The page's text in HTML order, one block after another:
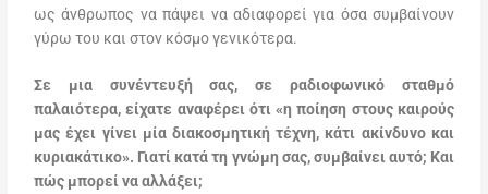
ως άνθρωπος να πάψει να αδιαφορεί για όσα συμβαίνουν
γύρω του και στον κόσμο γενικότερα.
Σε μια συνέντευξή σας, σε ραδιοφωνικό σταθμό
παλαιότερα, είχατε αναφέρει ότι «η ποίηση στους καιρούς
μας έχει γίνει μία διακοσμητική τέχνη, κάτι ακίνδυνο και
κυριακάτικο». Γιατί κατά τη γνώμη σας, συμβαίνει αυτό; Και
πώς μπορεί να αλλάξει;